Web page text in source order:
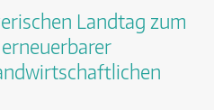
Landtag zum